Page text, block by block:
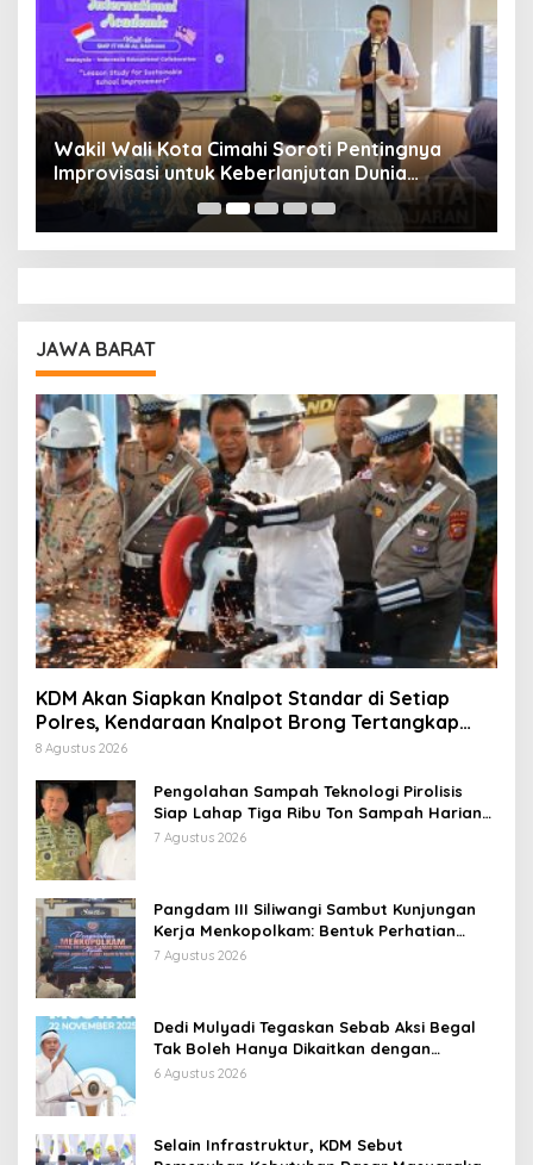
Wakil Wali Kota Cimahi Soroti Pentingnya
Improvisasi untuk Keberlanjutan Dunia
Pendidikan
JAWA BARAT
KDM Akan Siapkan Knalpot Standar di Setiap
Polres, Kendaraan Knalpot Brong Tertangkap
Langsung Ganti
8 Agustus 2026
Pengolahan Sampah Teknologi Pirolisis
Siap Lahap Tiga Ribu Ton Sampah Harian
Jawa Barat
7 Agustus 2026
Pangdam III Siliwangi Sambut Kunjungan
Kerja Menkopolkam: Bentuk Perhatian
Pemerintah
7 Agustus 2026
Dedi Mulyadi Tegaskan Sebab Aksi Begal
Tak Boleh Hanya Dikaitkan dengan
Ekonomi
6 Agustus 2026
Selain Infrastruktur, KDM Sebut